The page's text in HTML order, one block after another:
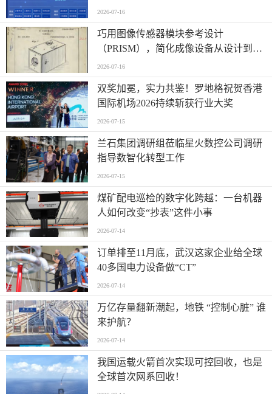
2026-07-16
巧用图像传感器模块参考设计
（PRISM），简化成像设备从设计到制
造的全流程
2026-07-16
双奖加冕，实力共鉴！罗地格祝贺香港
国际机场2026持续斩获行业大奖
2026-07-15
兰石集团调研组莅临星火数控公司调研
指导数智化转型工作
2026-07-15
煤矿配电巡检的数字化跨越：一台机器
人如何改变“抄表”这件小事
2026-07-14
订单排至11月底，武汉这家企业给全球
40多国电力设备做“CT”
2026-07-14
万亿存量翻新潮起，地铁 “控制心脏” 谁
来护航？
2026-07-14
我国运载火箭首次实现可控回收，也是
全球首次网系回收！